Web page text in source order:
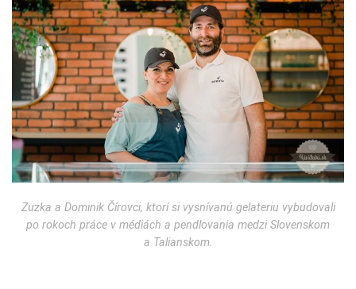
Zuzka a Dominik Čírovci, ktorí si vysnívanú gelateriu vybudovali
po rokoch práce v médiách a pendlovania medzi Slovenskom
a Talianskom.